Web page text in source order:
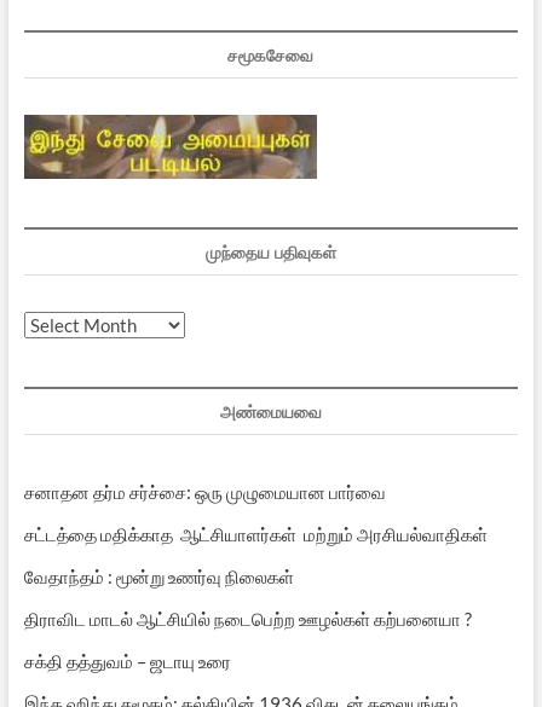
சமூகசேவை
முந்தைய பதிவுகள்
முந்தைய
அண்மையவை
சனாதன தர்ம சர்ச்சை: ஒரு முழுமையான பார்வை
சட்டத்தை மதிக்காத ஆட்சியாளர்கள் மற்றும் அரசியல்வாதிகள்
வேதாந்தம் : மூன்று உணர்வு நிலைகள்
திராவிட மாடல் ஆட்சியில் நடைபெற்ற ஊழல்கள் கற்பனையா ?
சக்தி தத்துவம் – ஜடாயு உரை